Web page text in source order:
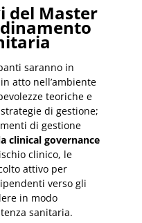
del Master
saranno in
atto nell’ambiente
teoriche e
di gestione;
di gestione
clinical governance
clinico, le
attivo per
verso gli
in modo
sanitaria.